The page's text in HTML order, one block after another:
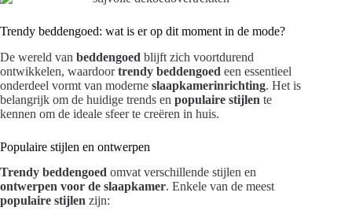
Trendy beddengoed: wat is er op dit moment in de mode?
De wereld van beddengoed blijft zich voortdurend
ontwikkelen, waardoortrendy beddengoed een essentieel
onderdeel vormt van moderne slaapkamerinrichting. Het is
belangrijk om de huidige trends en populaire stijlen te
kennen om de ideale sfeer te creëren in huis.
Populaire stijlen en ontwerpen
Trendy beddengoed omvat verschillende stijlen en
ontwerpen voor de slaapkamer. Enkele van de meest
populaire stijlen zijn: